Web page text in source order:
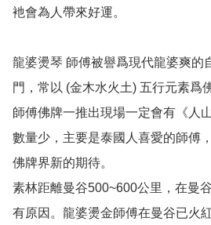
衪會為人帶來好運。
龍婆燙琴 師傅被譽爲現代龍婆爽的
門，常以 (金木水火土) 五行元素爲
師傅佛牌一推出現場一定會有《人
數量少，主要是泰國人喜愛的師傅
佛牌界新的期待。
素林距離曼谷500~600公里，在曼
有原因。龍婆燙金師傅在曼谷已火